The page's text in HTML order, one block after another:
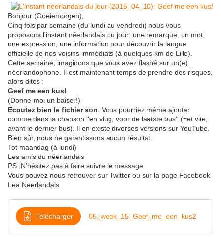
Bonjour (Goeiemorgen),
Cinq fois par semaine (du lundi au vendredi) nous vous
proposons l'instant néerlandais du jour: une remarque, un mot,
une expression, une information pour découvrir la langue
officielle de nos voisins immédiats (à quelques km de Lille).
Cette semaine, imaginons que vous avez flashé sur un(e)
néerlandophone. Il est maintenant temps de prendre des risques,
alors dites :
Geef me een kus!
(Donne-moi un baiser!)
Ecoutez bien le fichier son . Vous pourriez même ajouter
comme dans la chanson ''en vlug, voor de laatste bus'' (=et vite,
avant le dernier bus). Il en existe diverses versions sur YouTube.
Bien sûr, nous ne garantissons aucun résultat.
Tot maandag (à lundi)
Les amis du néerlandais
PS: N'hésitez pas à faire suivre le message
Vous pouvez nous retrouver sur Twitter ou sur la page Facebook
Lea Neerlandais
Télécharger 05_week_15_Geef_me_een_kus2